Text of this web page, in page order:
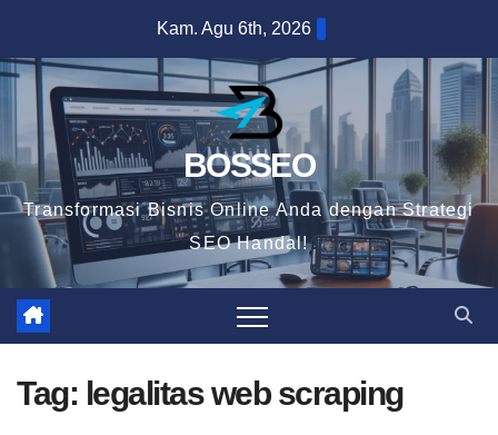
content
Kam. Agu 6th, 2026
BOSSEO
Transformasi Bisnis Online Anda dengan Strategi
SEO Handal!
Tag: legalitas web scraping